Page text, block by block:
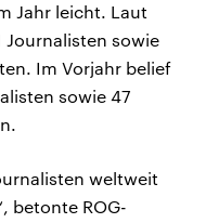
Jahr leicht. Laut
Journalisten sowie
Im Vorjahr belief
sowie 47
weltweit
betonte ROG-